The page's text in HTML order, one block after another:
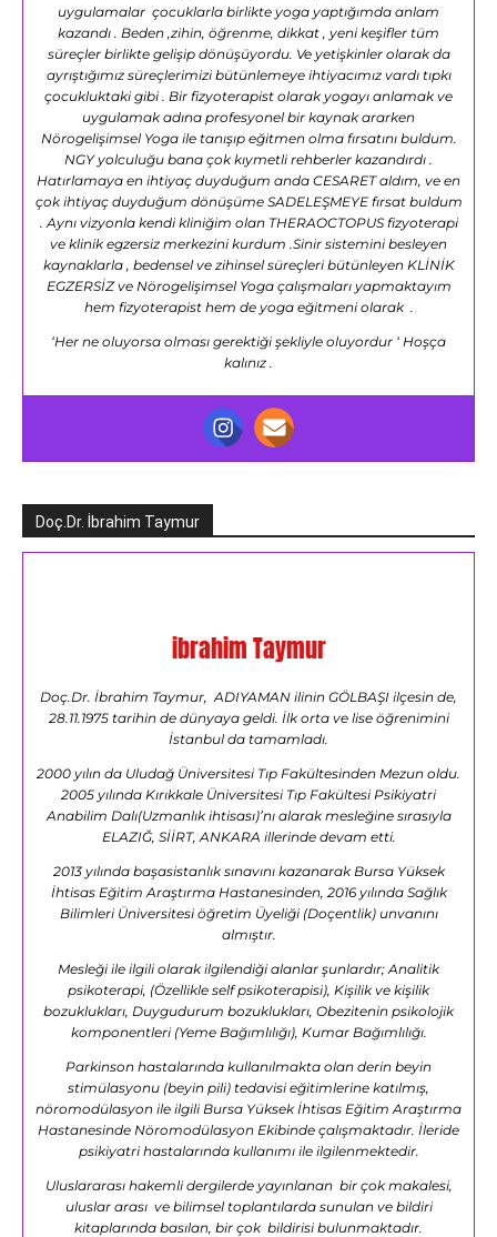
uygulamalar çocuklarla birlikte yoga yaptığımda anlam
kazandı . Beden ,zihin, öğrenme, dikkat , yeni keşifler tüm
süreçler birlikte gelişip dönüşüyordu. Ve yetişkinler olarak da
ayrıştığımız süreçlerimizi bütünlemeye ihtiyacımız vardı tıpkı
çocukluktaki gibi . Bir fizyoterapist olarak yogayı anlamak ve
uygulamak adına profesyonel bir kaynak ararken
Nörogelişimsel Yoga ile tanışıp eğitmen olma fırsatını buldum.
NGY yolculuğu bana çok kıymetli rehberler kazandırdı .
Hatırlamaya en ihtiyaç duyduğum anda CESARET aldım, ve en
çok ihtiyaç duyduğum dönüşüme SADELEŞMEYE fırsat buldum
. Aynı vizyonla kendi kliniğim olan THERAOCTOPUS fizyoterapi
ve klinik egzersiz merkezini kurdum .Sinir sistemini besleyen
kaynaklarla , bedensel ve zihinsel süreçleri bütünleyen KLİNİK
EGZERSİZ ve Nörogelişimsel Yoga çalışmaları yapmaktayım
hem fizyoterapist hem de yoga eğitmeni olarak .
‘Her ne oluyorsa olması gerektiği şekliyle oluyordur ‘ Hoşça
kalınız .
Doç.Dr. İbrahim Taymur
ibrahim Taymur
Doç.Dr. İbrahim Taymur, ADIYAMAN ilinin GÖLBAŞI ilçesin de,
28.11.1975 tarihin de dünyaya geldi. İlk orta ve lise öğrenimini
İstanbul da tamamladı.
2000 yılın da Uludağ Üniversitesi Tıp Fakültesinden Mezun oldu.
2005 yılında Kırıkkale Üniversitesi Tıp Fakültesi Psikiyatri
Anabilim Dalı(Uzmanlık ihtisası)’nı alarak mesleğine sırasıyla
ELAZIĞ, SİİRT, ANKARA illerinde devam etti.
2013 yılında başasistanlık sınavını kazanarak Bursa Yüksek
İhtisas Eğitim Araştırma Hastanesinden, 2016 yılında Sağlık
Bilimleri Üniversitesi öğretim Üyeliği (Doçentlik) unvanını
almıştır.
Mesleği ile ilgili olarak ilgilendiği alanlar şunlardır; Analitik
psikoterapi, (Özellikle self psikoterapisi), Kişilik ve kişilik
bozuklukları, Duygudurum bozuklukları, Obezitenin psikolojik
komponentleri (Yeme Bağımlılığı), Kumar Bağımlılığı.
Parkinson hastalarında kullanılmakta olan derin beyin
stimülasyonu (beyin pili) tedavisi eğitimlerine katılmış,
nöromodülasyon ile ilgili Bursa Yüksek İhtisas Eğitim Araştırma
Hastanesinde Nöromodülasyon Ekibinde çalışmaktadır. İleride
psikiyatri hastalarında kullanımı ile ilgilenmektedir.
Uluslararası hakemli dergilerde yayınlanan bir çok makalesi,
uluslar arası ve bilimsel toplantılarda sunulan ve bildiri
kitaplarında basılan, bir çok bildirisi bulunmaktadır.